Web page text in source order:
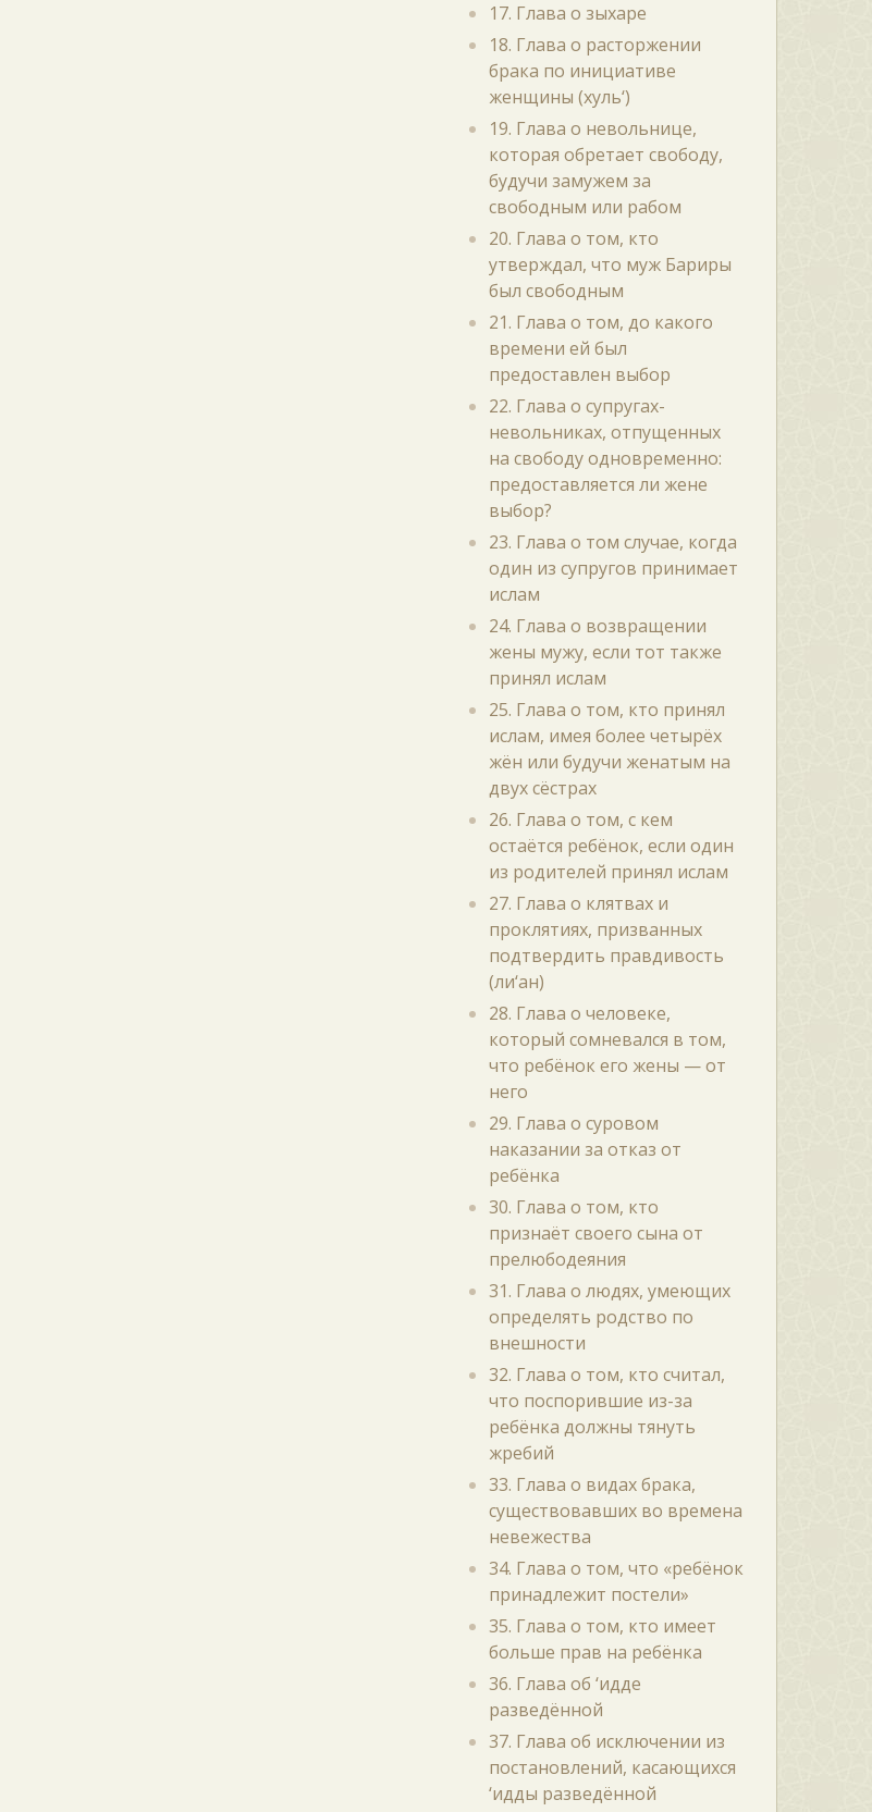
17. Глава о зыхаре
18. Глава о расторжении
брака по инициативе
женщины (хуль‘)
19. Глава о невольнице,
которая обретает свободу,
будучи замужем за
свободным или рабом
20. Глава о том, кто
утверждал, что муж Бариры
был свободным
21. Глава о том, до какого
времени ей был
предоставлен выбор
22. Глава о супругах-
невольниках, отпущенных
на свободу одновременно:
предоставляется ли жене
выбор?
23. Глава о том случае, когда
один из супругов принимает
ислам
24. Глава о возвращении
жены мужу, если тот также
принял ислам
25. Глава о том, кто принял
ислам, имея более четырёх
жён или будучи женатым на
двух сёстрах
26. Глава о том, с кем
остаётся ребёнок, если один
из родителей принял ислам
27. Глава о клятвах и
проклятиях, призванных
подтвердить правдивость
(ли‘ан)
28. Глава о человеке,
который сомневался в том,
что ребёнок его жены — от
него
29. Глава о суровом
наказании за отказ от
ребёнка
30. Глава о том, кто
признаёт своего сына от
прелюбодеяния
31. Глава о людях, умеющих
определять родство по
внешности
32. Глава о том, кто считал,
что поспорившие из-за
ребёнка должны тянуть
жребий
33. Глава о видах брака,
существовавших во времена
невежества
34. Глава о том, что «ребёнок
принадлежит постели»
35. Глава о том, кто имеет
больше прав на ребёнка
36. Глава об ‘идде
разведённой
37. Глава об исключении из
постановлений, касающихся
‘идды разведённой